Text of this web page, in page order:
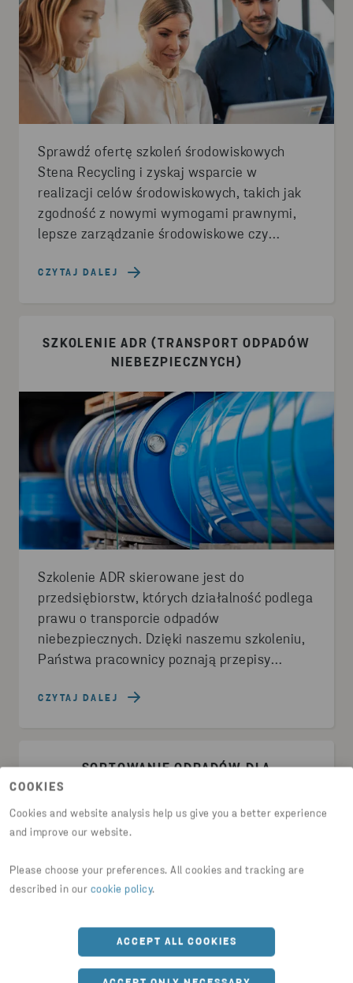
COOKIES
Cookies and website analysis help us give you a better experience
and improve our website.
Please choose your preferences. All cookies and tracking are
described in our cookie policy.
ACCEPT ALL COOKIES
Sprawdź ofertę szkoleń środowiskowych
Stena Recycling i zyskaj wsparcie w
realizacji celów środowiskowych, takich jak
zgodność z nowymi wymogami prawnymi,
lepsze zarządzanie środowiskowe czy
CZYTAJ DALEJ
SZKOLENIE ADR (TRANSPORT ODPADÓW
NIEBEZPIECZNYCH)
Szkolenie ADR skierowane jest do
przedsiębiorstw, których działalność podlega
prawu o transporcie odpadów
niebezpiecznych. Dzięki naszemu szkoleniu,
Państwa pracownicy poznają przepisy
klasyfikację tych odpadów, jak również
Szkolenie jest prowadzone przez
doświadczonego doradcę ADR, który
odpadów przemysłowych.
CZYTAJ DALEJ
SORTOWANIE ODPADÓW DLA